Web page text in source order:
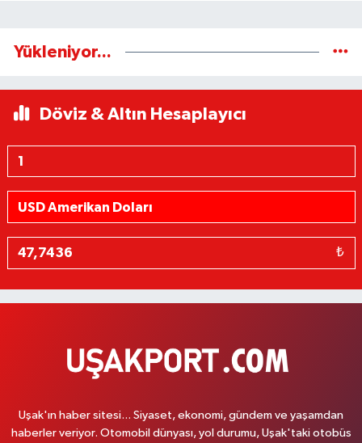
Yükleniyor...
Döviz & Altın Hesaplayıcı
₺
Uşak'ın haber sitesi... Siyaset, ekonomi, gündem ve yaşamdan
haberler veriyor. Otomobil dünyası, yol durumu, Uşak'taki otobüs